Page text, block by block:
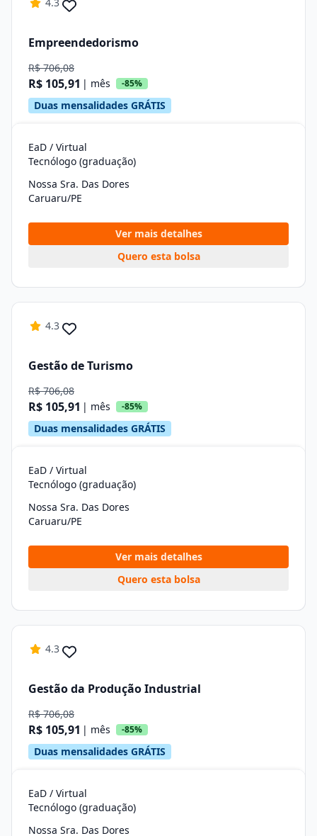
Empreendedorismo
R$ 706,08
R$ 105,91 | mês -85%
Duas mensalidades GRÁTIS
EaD / Virtual
Tecnólogo (graduação)
Nossa Sra. Das Dores
Caruaru/PE
Ver mais detalhes
Quero esta bolsa
4.3
Gestão de Turismo
R$ 706,08
R$ 105,91 | mês -85%
Duas mensalidades GRÁTIS
EaD / Virtual
Tecnólogo (graduação)
Nossa Sra. Das Dores
Caruaru/PE
Ver mais detalhes
Quero esta bolsa
4.3
Gestão da Produção Industrial
R$ 706,08
R$ 105,91 | mês -85%
Duas mensalidades GRÁTIS
EaD / Virtual
Tecnólogo (graduação)
Nossa Sra. Das Dores